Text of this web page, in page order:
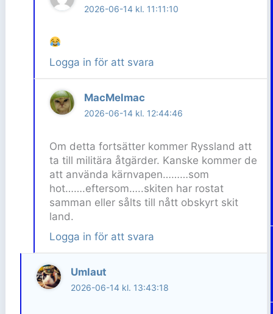
2026-06-14 kl. 11:11:10
Logga in för att svara
MacMelmac
2026-06-14 kl. 12:44:46
Om detta fortsätter kommer Ryssland att
ta till militära åtgärder. Kanske kommer de
att använda kärnvapen………som
hot…….eftersom…..skiten har rostat
samman eller sålts till nått obskyrt skit
land.
Logga in för att svara
Umlaut
2026-06-14 kl. 13:43:18